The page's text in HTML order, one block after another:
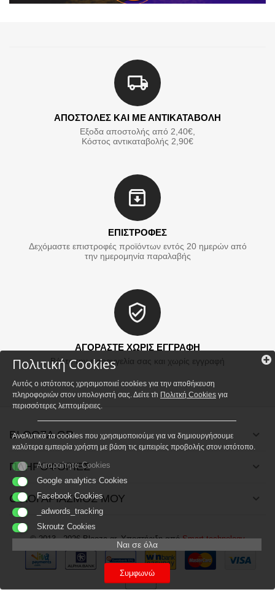
ΑΠΟΣΤΟΛΕΣ ΚΑΙ ΜΕ ΑΝΤΙΚΑΤΑΒΟΛΗ
Εξοδα αποστολής από 2,40€,
Κόστος αντικαταβολής 2,90€
ΕΠΙΣΤΡΟΦΕΣ
Δεχόμαστε επιστροφές προϊόντων εντός 20 ημερών από
την ημερομηνία παραλαβής
ΑΓΟΡΑΣΤΕ ΧΩΡΙΣ ΕΓΓΡΑΦΗ
Βάλτε την παραγγελία σας και χωρίς εγγραφή
BLOOZA.GR
ΠΛΗΡΟΦΟΡΙΕΣ
Ο ΛΟΓΑΡΙΑΣΜΟΣ ΜΟΥ
© 2013 - 2026 Blooza.gr. Υποστήριξη απόSmart technology
Πολιτική Cookies
Αυτός ο ιστότοπος χρησιμοποιεί cookies για την αποθήκευση
πληροφοριών στον υπολογιστή σας. Δείτε τh Πολιτκή Cookies για
περισσότερες λεπτομέρειες.
Αναλυτικά τα cookies που χρησιμοποιούμε για να δημιουργήσουμε
καλύτερα εμπειρία χρήστη με βάση τις εμπειρίες προβολής στον ιστότοπο.
Απαραίτητα Cookies
Google analytics Cookies
Facebook Cookies
_adwords_tracking
Skroutz Cookies
Ναι σε όλα
Συμφωνώ